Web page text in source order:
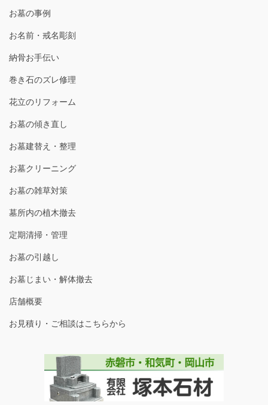
お墓の事例
お名前・戒名彫刻
納骨お手伝い
巻き石のズレ修理
花立のリフォーム
お墓の傾き直し
お墓建替え・整理
お墓クリーニング
お墓の雑草対策
墓所内の植木撤去
定期清掃・管理
お墓の引越し
お墓じまい・解体撤去
店舗概要
お見積り・ご相談はこちらから